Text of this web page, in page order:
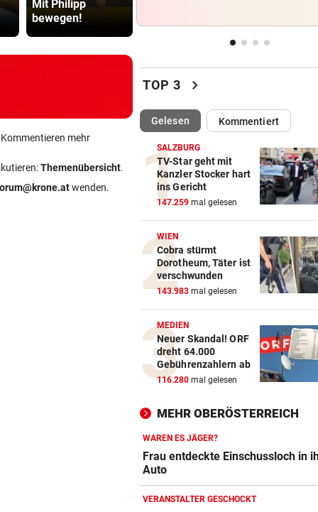
Mit Philipp
bewegen!
mehr
Themenübersicht.
wenden.
TELEFON LÄUFT HEISS
Schon wieder Sprengstoff in
beliebtem See gefunden
WEHRTE SICH HEFTIG vor
Fahrraddieb (22) auf
ertappt
TOP 3 chevron_right
Gelesen(ausgewählt)Kommentiert
SALZBURG
TV-Star geht mit
Kanzler Stocker hart
ins Gericht
147.259 mal gelesen
WIEN
Cobra stürmt
Dorotheum, Täter ist
verschwunden
143.983 mal gelesen
MEDIEN
Neuer Skandal! ORF
dreht 64.000
Gebührenzahlern ab
116.280 mal gelesen
MEHR OBERÖSTERREICH
WAREN ES JÄGER?
Frau entdeckte Einschussloch in
Auto
VERANSTALTER GESCHOCKT